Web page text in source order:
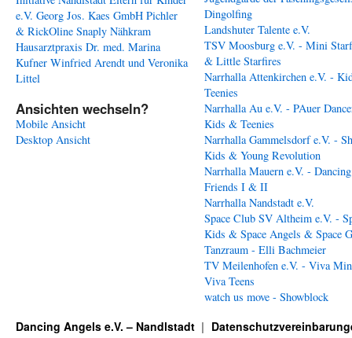
e.V. Georg Jos. Kaes GmbH Pichler
& RickOline Snaply Nähkram
Hausarztpraxis Dr. med. Marina
Kufner Winfried Arendt und Veronika
Littel
Ansichten wechseln?
Mobile Ansicht
Desktop Ansicht
Dingolfing
Landshuter Talente e.V.
TSV Moosburg e.V. - Mini
& Little Starfires
Narrhalla Attenkirchen e.V. -
Teenies
Narrhalla Au e.V. - PAuer
Kids & Teenies
Narrhalla Gammelsdorf e.V. -
Kids & Young Revolution
Narrhalla Mauern e.V. - Dancing
Friends I & II
Narrhalla Nandstadt e.V.
Space Club SV Altheim e.V. -
Kids & Space Angels & Space
Tanzraum - Elli Bachmeier
TV Meilenhofen e.V. - Viva
Viva Teens
watch us move - Showblock
Dancing Angels e.V. – Nandlstadt